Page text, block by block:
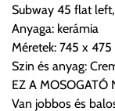
Szállítási díjak:
Az oldalunkon
úgy esetenként
vásárolt árú
Subway 45 flat
Anyaga: kerámia
Méretek: 745 x
Szin és anyag:
EZ A MOSOGATÓ
Van jobbos és